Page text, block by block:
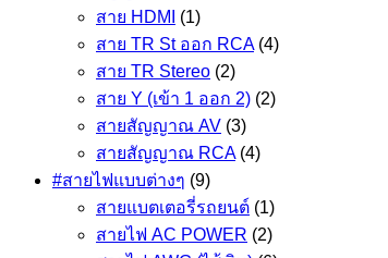
สาย HDMI
(1)
สาย TR St ออก RCA (4)
สาย TR Stereo (2)
สาย Y (เข้า 1 ออก 2) (2)
สายสัญญาณ AV (3)
สายสัญญาณ RCA (4)
#สายไฟแบบต่างๆ (9)
สายแบตเตอรี่รถยนต์ (1)
สายไฟ AC POWER (2)